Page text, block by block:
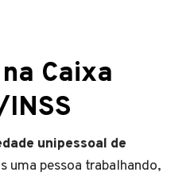
Caixa
unipessoal de
uma pessoa trabalhando,